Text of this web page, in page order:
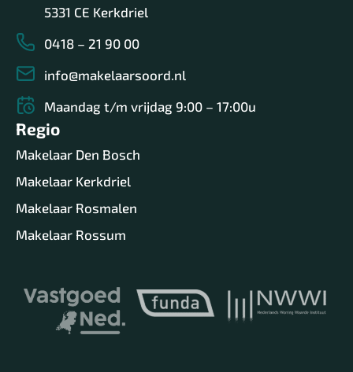
5331 CE Kerkdriel
0418 – 21 90 00
info@makelaarsoord.nl
Maandag t/m vrijdag 9:00 – 17:00u
Regio
Makelaar Den Bosch
Makelaar Kerkdriel
Makelaar Rosmalen
Makelaar Rossum